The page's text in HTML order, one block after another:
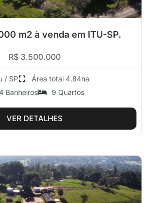
m2 à venda em ITU-SP.
R$ 3.500.000
/ SP
Área total 4.84ha
Banheiros
9 Quartos
VER DETALHES